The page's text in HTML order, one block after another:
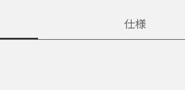
仕様